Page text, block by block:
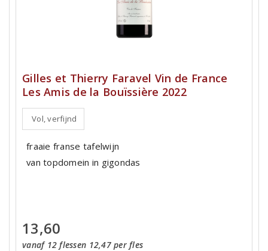
Gilles et Thierry Faravel Vin de France
Les Amis de la Bouïssière 2022
Vol, verfijnd
fraaie franse tafelwijn
van topdomein in gigondas
13,60
vanaf 12 flessen 12,47 per fles